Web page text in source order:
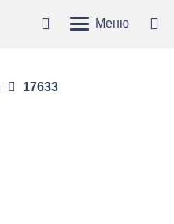
Меню
17633